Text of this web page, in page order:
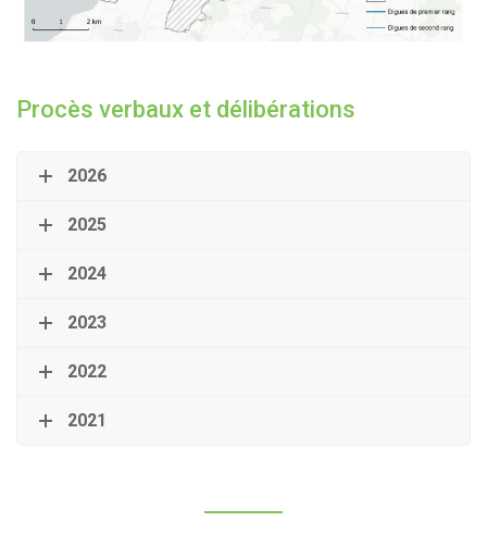
Procès verbaux et délibérations
2026
2025
2024
2023
2022
2021